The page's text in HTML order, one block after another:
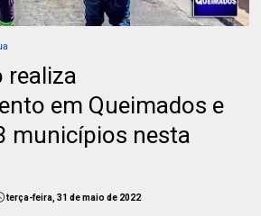
realiza
em Queimados e
municípios nesta
terça-feira, 31 de maio de 2022